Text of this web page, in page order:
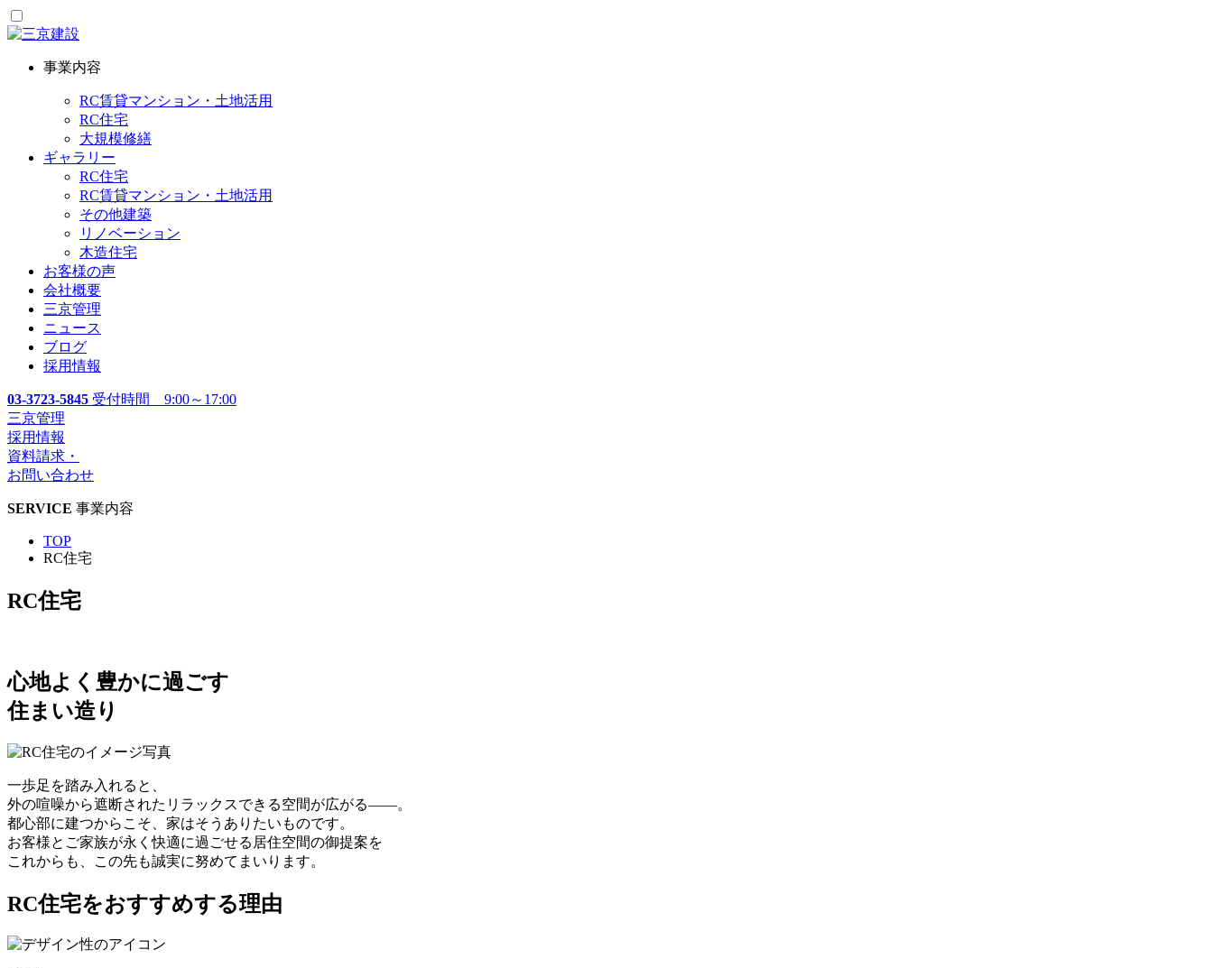
事業内容
RC賃貸マンション・土地活用
RC住宅
大規模修繕
ギャラリー
RC住宅
RC賃貸マンション・土地活用
その他建築
リノベーション
木造住宅
お客様の声
会社概要
三京管理
ニュース
ブログ
採用情報
03-3723-5845 受付時間 9:00～17:00
三京管理
採用情報
資料請求・
お問い合わせ
SERVICE 事業内容
TOP
RC住宅
RC住宅
心地よく豊かに過ごす
住まい造り
一歩足を踏み入れると、
外の喧噪から遮断されたリラックスできる空間が広がる——。
都心部に建つからこそ、家はそうありたいものです。
お客様とご家族が永く快適に過ごせる居住空間の御提案を
これからも、この先も誠実に努めてまいります。
RC住宅をおすすめする理由